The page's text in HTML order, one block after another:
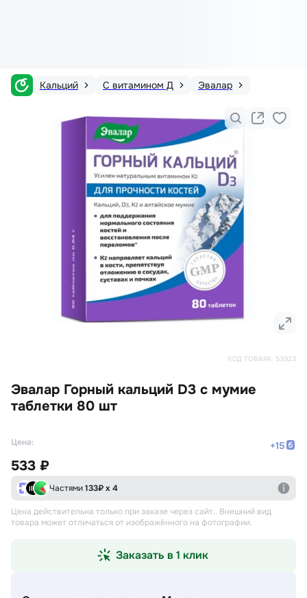
Кальций С витамином Д Эвалар
КОД ТОВАРА: 53923
Эвалар Горный кальций D3 с мумие
таблетки 80 шт
Цена: +15
533 ₽
Частями133₽ х 4
Цена действительна только при заказе через сайт.. Внешний вид
товара может отличаться от изображённого на фотографии.
Заказать в 1 клик